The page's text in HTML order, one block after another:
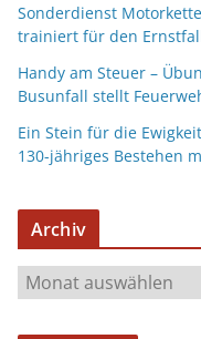
Sonderdienst
trainiert für den
Handy am Steuer –
Busunfall stellt
Ein Stein für die
130-jähriges Bestehen
Archiv